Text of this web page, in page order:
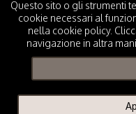
© 2019 Scuderia
Rights Reserved. P.IVA:
Questo sito o gli strumenti
cookie necessari al
nella cookie policy.
navigazione in altra